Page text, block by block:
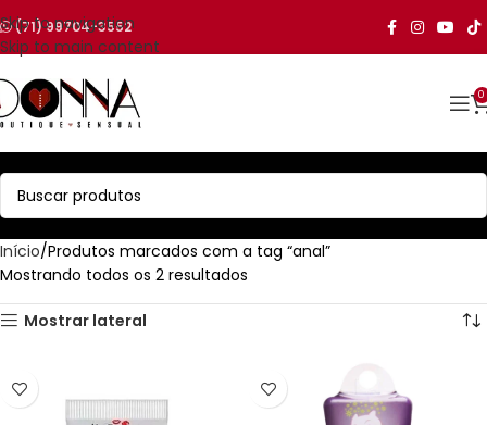
Skip to navigation
Skip to main content
(71) 99704-3552
0
Início Produtos marcados com a tag “anal”
Mostrando todos os 2 resultados
Mostrar lateral